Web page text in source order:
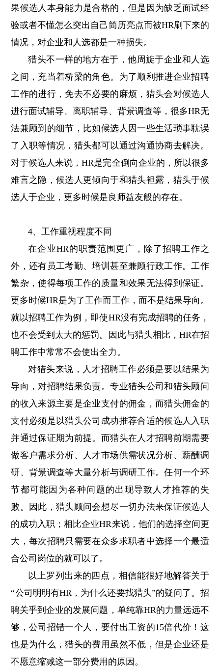
果候选人本身能力是合格的，但是因为缺乏面试经
验或者不懂怎么突出自己简历亮点而被HR刷下来的
情况，对企业和人选都是一种损失。
猎头不一样的地方在于，他周旋于企业和人选
之间，充当着桥梁的角色。为了顺利推进企业招聘
工作的进行，免去不必要的麻烦，猎头会对候选人
进行面试辅导、离职辅导、背景调查等，很多HR无
法兼顾到的细节，比如候选人因一些生活琐事耽误
了入职等情况，猎头都可以通过沟通协商去解决。
对于候选人来说，HR是完全倒向企业的，所以很多
难言之隐，候选人更倾向于和猎头袒露，猎头于候
选人于企业，更多时候是良师益友般的存在。
4、工作重视程度不同
在企业HR的职责范围更广，除了招聘工作之
外，还有员工考勤、培训甚至兼顾行政工作。工作
繁杂，使得每项工作的质量和效果无法得到保证。
更多时候HR是为了工作而工作，而不是结果导向。
就以招聘工作为例，即使HR没有完成招聘的任务，
也不会受到太大的惩罚。因此与猎头相比，HR在招
聘工作中常常不会使出全力。
对猎头来说，人才招聘工作必须是要以结果为
导向，对招聘结果负责。专业猎头公司和猎头顾问
的收入来源主要是企业支付的佣金，而猎头佣金的
支付必须是以猎头公司成功推荐合适的候选人入职
并通过保证期为前提。而猎头在人才招聘前期需要
做客户需求分析、人才市场供需状况分析、薪酬调
研、背景调查等大量分析与调研工作。任何一个环
节都可能因为各种问题的出现导致人才推荐的失
败。因此，猎头顾问会想尽一切办法来保证候选人
的成功入职；相比企业HR来说，他们的选择空间更
大，每次招聘只需要在众多求职者中选择一个最适
合公司岗位的就可以了。
以上罗列出来的四点，相信能很好地解答关于
“公司明明有HR，为什么还要找猎头”的疑问了。招
聘关乎到企业的发展问题，单纯靠HR的力量远远不
够，公司招错一个人，要付出工资的15倍代价！这
也是为什么，猎头的费用虽然不低，但是企业还是
不愿意缩减这一部分费用的原因。